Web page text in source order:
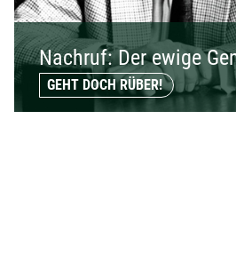
Nachruf: Der ewige
GEHT DOCH RÜBER!